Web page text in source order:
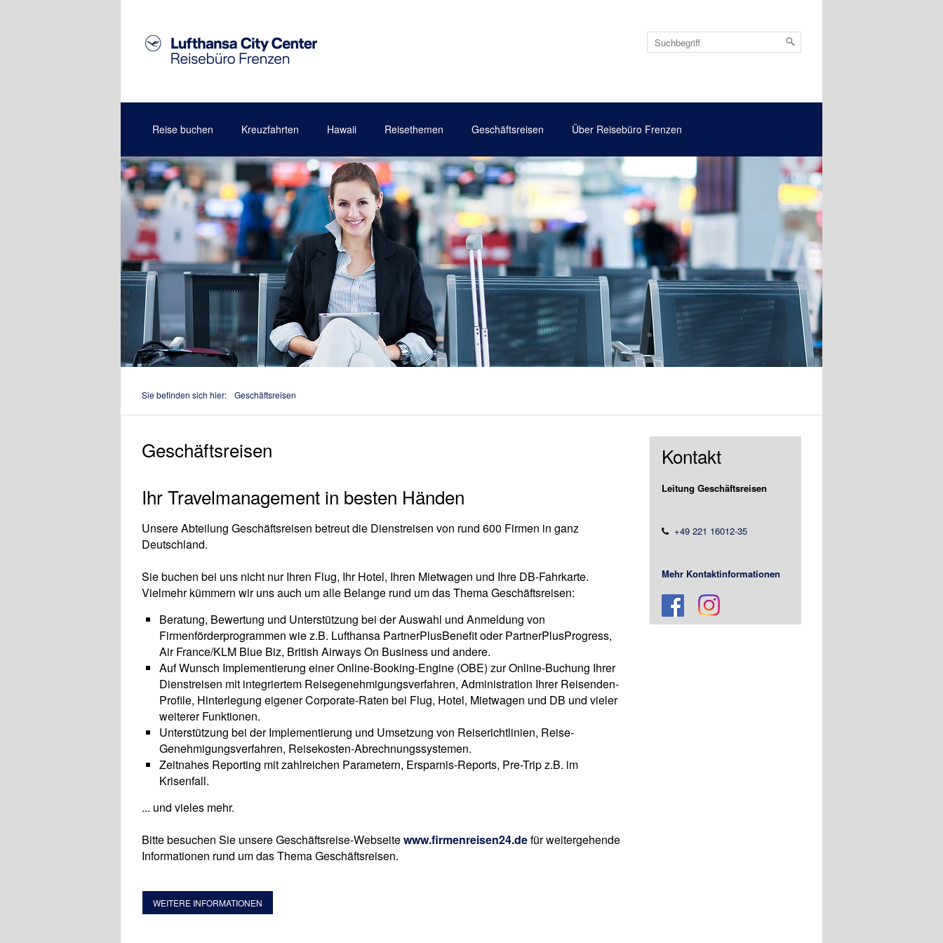
Reise buchen Kreuzfahrten Hawaii Reisethemen Geschäftsreisen Über Reisebüro Frenzen
Sie befinden sich hier: Geschäftsreisen
Geschäftsreisen
Ihr Travelmanagement in besten Händen
Unsere Abteilung Geschäftsreisen betreut die Dienstreisen von rund 600 Firmen in ganz
Deutschland.
Sie buchen bei uns nicht nur Ihren Flug, Ihr Hotel, Ihren Mietwagen und Ihre DB-Fahrkarte.
Vielmehr kümmern wir uns auch um alle Belange rund um das Thema Geschäftsreisen:
Beratung, Bewertung und Unterstützung bei der Auswahl und Anmeldung von
Firmenförderprogrammen wie z.B. Lufthansa PartnerPlusBenefit oder PartnerPlusProgress,
Air France/KLM Blue Biz, British Airways On Business und andere.
Auf Wunsch Implementierung einer Online-Booking-Engine (OBE) zur Online-Buchung Ihrer
Dienstreisen mit integriertem Reisegenehmigungsverfahren, Administration Ihrer Reisenden-
Profile, Hinterlegung eigener Corporate-Raten bei Flug, Hotel, Mietwagen und DB und vieler
weiterer Funktionen.
Unterstützung bei der Implementierung und Umsetzung von Reiserichtlinien, Reise-
Genehmigungsverfahren, Reisekosten-Abrechnungssystemen.
Zeitnahes Reporting mit zahlreichen Parametern, Ersparnis-Reports, Pre-Trip z.B. im
Krisenfall.
... und vieles mehr.
Bitte besuchen Sie unsere Geschäftsreise-Webseitewww.firmenreisen24.defür weitergehende
Informationen rund um das Thema Geschäftsreisen.
WEITERE INFORMATIONEN
Kontakt
Leitung Geschäftsreisen
+49 221 16012-35
Mehr Kontaktinformationen